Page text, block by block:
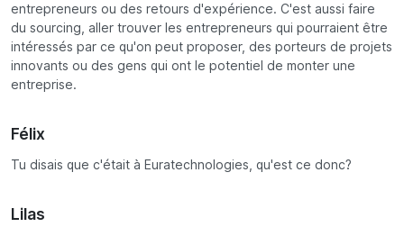
entrepreneurs ou des retours d'expérience. C'est aussi faire
du sourcing, aller trouver les entrepreneurs qui pourraient être
intéressés par ce qu'on peut proposer, des porteurs de projets
innovants ou des gens qui ont le potentiel de monter une
entreprise.
Félix
Tu disais que c'était à Euratechnologies, qu'est ce donc?
Lilas